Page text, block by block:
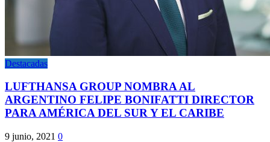
Destacadas
LUFTHANSA GROUP NOMBRA AL
ARGENTINO FELIPE BONIFATTI DIRECTOR
PARA AMÉRICA DEL SUR Y EL CARIBE
9 junio, 2021 0